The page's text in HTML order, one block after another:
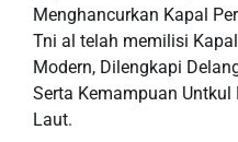
Menghancurkan Kapal
Tni al telah memilisi
Modern, Dilengkapi
Serta Kemampuan Untkul
Laut.